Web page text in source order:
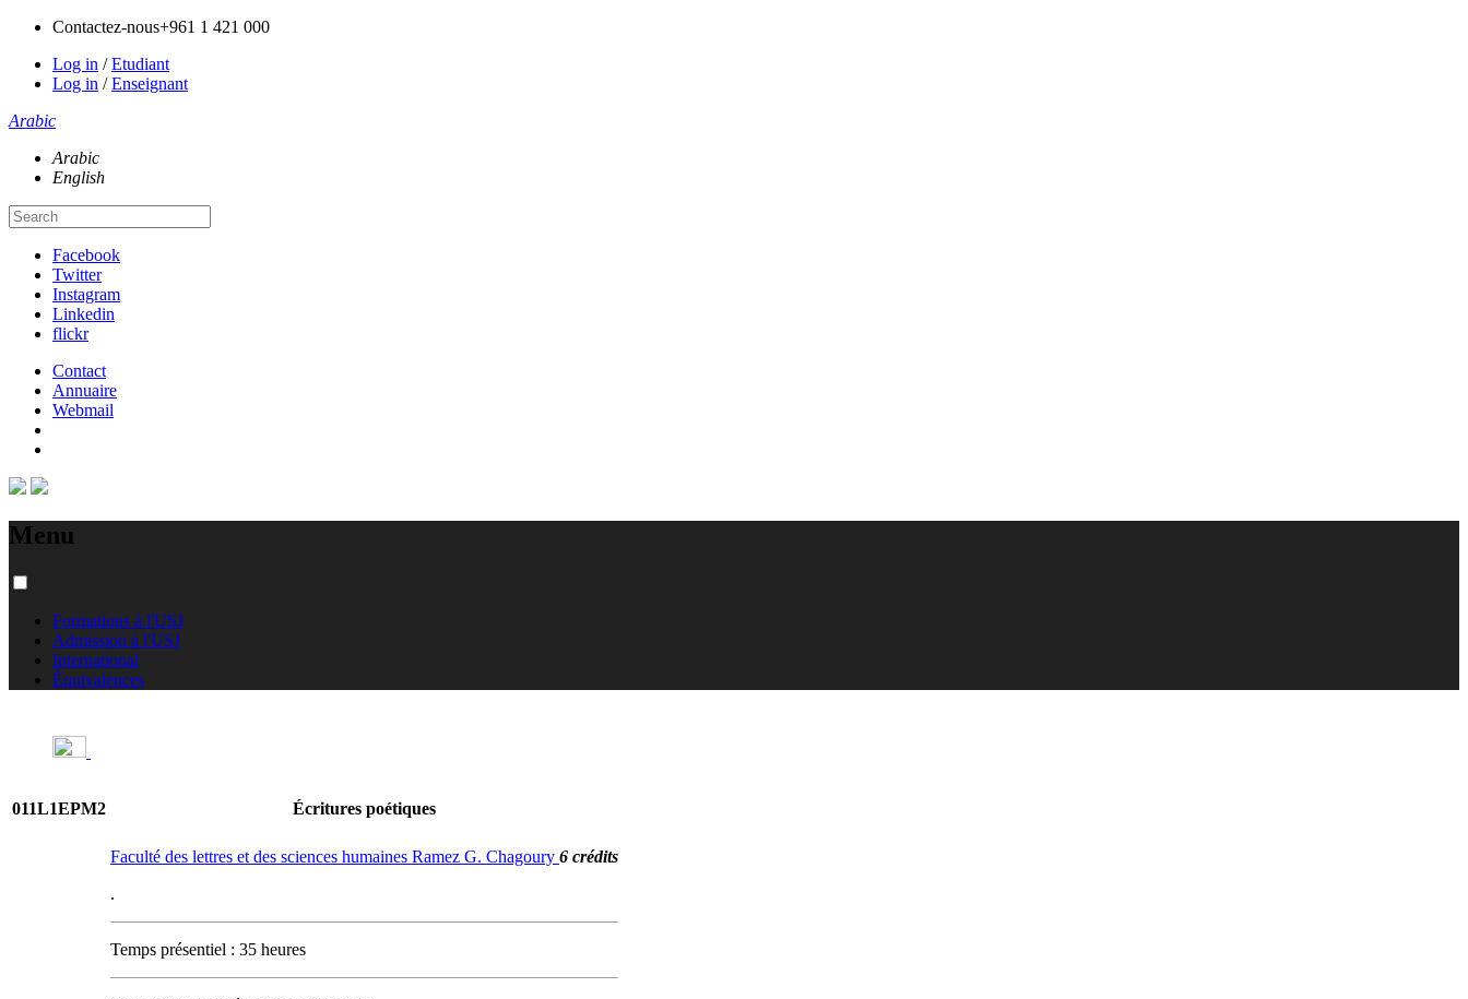
Contactez-nous+961 1 421 000
Log in /Etudiant
Log in /Enseignant
Arabic
Arabic
English
Facebook
Twitter
Instagram
Linkedin
flickr
Contact
Annuaire
Webmail
Menu
Formations à l'USJ
Admission à l'USJ
International
Équivalences
011L1EPM2 Écritures poétiques
Faculté des lettres et des sciences humaines Ramez G. Chagoury 6 crédits
.
Temps présentiel : 35 heures